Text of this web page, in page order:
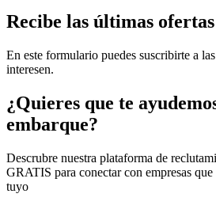
Recibe las últimas
En este formulario puedes suscribirte a
interesen.
¿Quieres que te
embarque?
Descrubre nuestra plataforma de
GRATIS para conectar con empresas
tuyo